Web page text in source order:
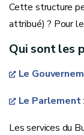
Cette structure
attribué) ? Pour
Qui sont les
Le
Le Parlement
Les services du